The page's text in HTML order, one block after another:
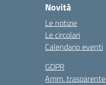
Novità
Le notizie
Le circolari
Calendario eventi
GDPR
Amm. trasparente